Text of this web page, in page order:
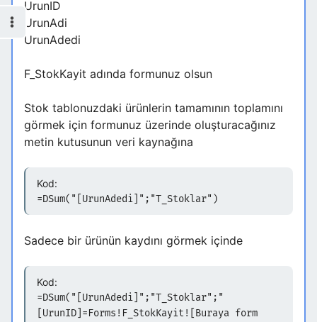
UrunID
UrunAdi
UrunAdedi
F_StokKayit adında formunuz olsun
Stok tablonuzdaki ürünlerin tamamının toplamını
görmek için formunuz üzerinde oluşturacağınız
metin kutusunun veri kaynağına
Kod:
=DSum("[UrunAdedi]";"T_Stoklar")
Sadece bir ürünün kaydını görmek içinde
Kod:
=DSum("[UrunAdedi]";"T_Stoklar";"
[UrunID]=Forms!F_StokKayit![Buraya form